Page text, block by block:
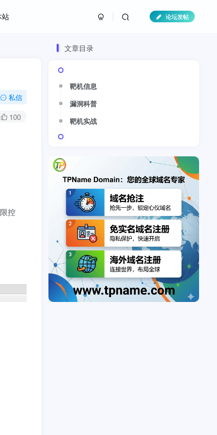
站 论坛发帖
私信
100
控
文章目录
靶机信息
漏洞科普
靶机实战